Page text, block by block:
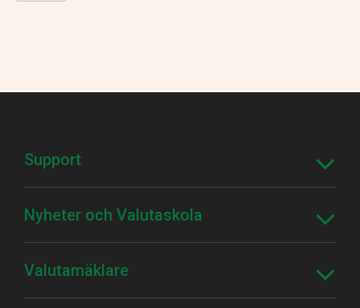
Support
Nyheter och Valutaskola
Valutamäklare